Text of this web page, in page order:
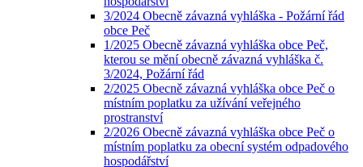
3/2024 Obecně závazná vyhláška - Požární řád
obce Peč
1/2025 Obecně závazná vyhláška obce Peč,
kterou se mění obecně závazná vyhláška č.
3/2024, Požární řád
2/2025 Obecně závazná vyhláška obce Peč o
místním poplatku za užívání veřejného
prostranství
2/2026 Obecně závazná vyhláška obce Peč o
místním poplatku za obecní systém odpadového
hospodářství